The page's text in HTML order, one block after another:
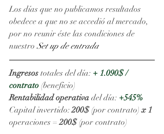
Los días que no publicamos resultados
obedece a que no se accedió al mercado,
por no reunir éste las condiciones de
nuestro Set up de entrada
Ingresos totales del día: + 1.090$ /
contrato (beneficio)
Rentabilidad operativa del día: +545%
Capital invertido: 200$ (por contrato) x 1
operaciones = 200$ (por contrato)